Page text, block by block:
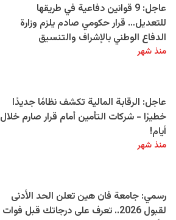
عاجل: 9 قوانين دفاعية في طريقها
للتعديل… قرار حكومي صادم يلزم وزارة
الدفاع الوطني بالإشراف والتنسيق
منذ شهر
عاجل: الرقابة المالية تكشف نظامًا جديدًا
خطيرًا - شركات التأمين أمام قرار صارم خلال
أيام!
منذ شهر
رسمي: جامعة فان هين تعلن الحد الأدنى
لقبول 2026.. تعرف على درجاتك قبل فوات